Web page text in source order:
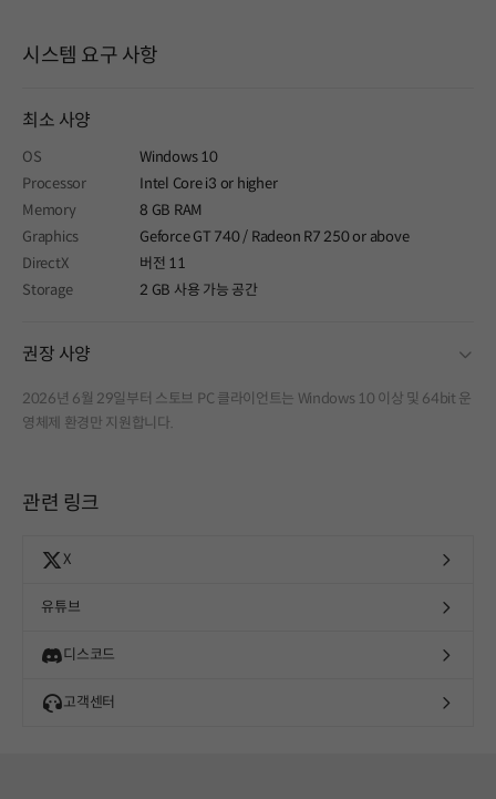
시스템 요구 사항
최소 사양
OS
Windows 10
Processor
Intel Core i3 or higher
Memory
8 GB RAM
Graphics
Geforce GT 740 / Radeon R7 250 or above
DirectX
버전 11
Storage
2 GB 사용 가능 공간
권장 사양
2026년 6월 29일부터 스토브 PC 클라이언트는 Windows 10 이상 및 64bit 운
영체제 환경만 지원합니다.
관련 링크
X
유튜브
디스코드
고객센터